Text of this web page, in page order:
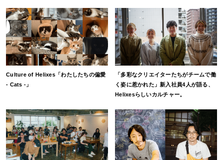
Culture of Helixes「わたしたちの偏愛
- Cats -」
「多彩なクリエイターたちがチームで働
く姿に惹かれた」新入社員4人が語る、
Helixesらしいカルチャー。